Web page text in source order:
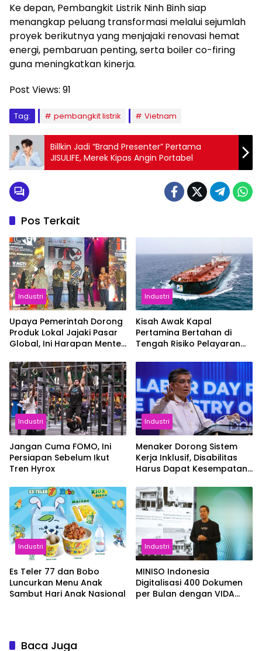
Ke depan, Pembangkit Listrik Ninh Binh siap
menangkap peluang transformasi melalui sejumlah
proyek berikutnya yang menjajaki renovasi hemat
energi, pembaruan penting, serta boiler co-firing
guna meningkatkan kinerja.
Post Views: 91
Tag: pembangkit listrik Vietnam
Billkin Jadi “Brand Presenter” Pertama
JISULIFE, Merek Kipas Angin Portabel
Pos Terkait
Industri
Upaya Pemerintah Dorong
Produk Lokal Jajaki Pasar
Global, Ini Harapan Menteri
dan IGT Expo 2026
Industri
Kisah Awak Kapal
Pertamina Bertahan di
Tengah Risiko Pelayaran
Industri
Jangan Cuma FOMO, Ini
Persiapan Sebelum Ikut
Tren Hyrox
Industri
Menaker Dorong Sistem
Kerja Inklusif, Disabilitas
Harus Dapat Kesempatan
Industri
Es Teler 77 dan Bobo
Luncurkan Menu Anak
Sambut Hari Anak Nasional
Industri
MINISO Indonesia
Digitalisasi 400 Dokumen
per Bulan dengan VIDA
Baca Juga